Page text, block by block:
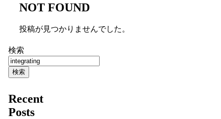
NOT FOUND
投稿が見つかりませんでした。
検索
検索
Recent
Posts